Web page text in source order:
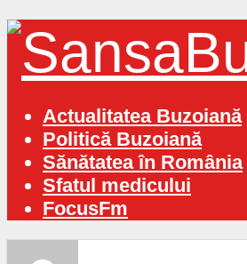
Actualitatea Buzoiană
Politică Buzoiană
Sănătatea în România
Sfatul medicului
FocusFm